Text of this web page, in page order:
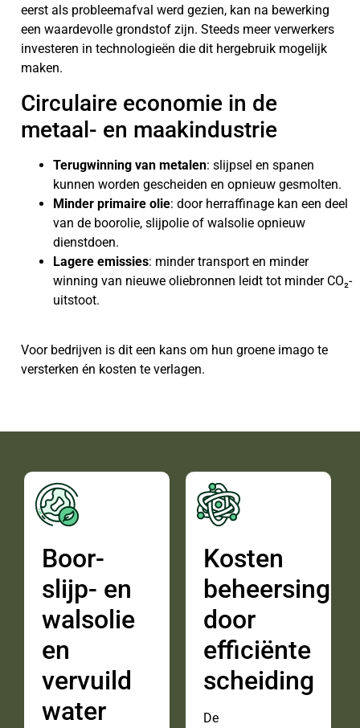
eerst als probleemafval werd gezien, kan na bewerking
een waardevolle grondstof zijn. Steeds meer verwerkers
investeren in technologieën die dit hergebruik mogelijk
maken.
Circulaire economie in de
metaal- en maakindustrie
Terugwinning van metalen: slijpsel en spanen
kunnen worden gescheiden en opnieuw gesmolten.
Minder primaire olie: door herraffinage kan een deel
van de boorolie, slijpolie of walsolie opnieuw
dienstdoen.
Lagere emissies: minder transport en minder
winning van nieuwe oliebronnen leidt tot minder CO₂-
uitstoot.
Voor bedrijven is dit een kans om hun groene imago te
versterken én kosten te verlagen.
Boor-
slijp- en
walsolie
en
vervuild
water
Kosten
beheersing
door
efficiënte
scheiding
De